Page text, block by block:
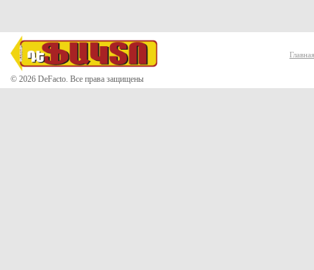
© 2026 DeFacto. Все права защищены
Главная